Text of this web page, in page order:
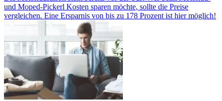
und Moped-Pickerl Kosten sparen möchte, sollte die Preise
vergleichen. Eine Ersparnis von bis zu 178 Prozent ist hier möglich!